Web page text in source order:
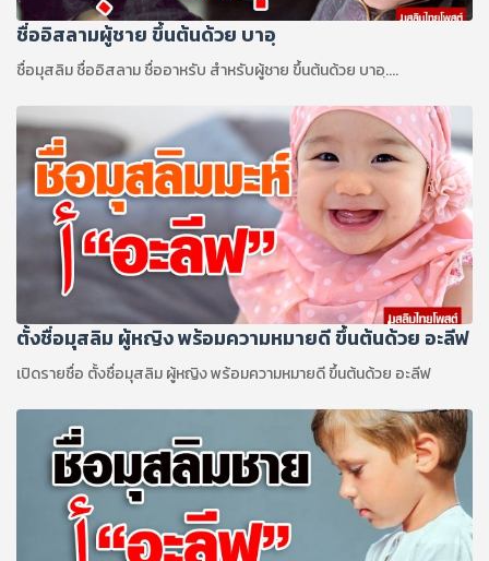
ชื่ออิสลามผู้ชาย ขึ้นต้นด้วย บาอฺ
ชื่อมุสลิม ชื่ออิสลาม ชื่ออาหรับ สำหรับผู้ชาย ขึ้นต้นด้วย บาอฺ....
ตั้งชื่อมุสลิม ผู้หญิง พร้อมความหมายดี ขึ้นต้นด้วย อะลีฟ
เปิดรายชื่อ ตั้งชื่อมุสลิม ผู้หญิง พร้อมความหมายดี ขึ้นต้นด้วย อะลีฟ